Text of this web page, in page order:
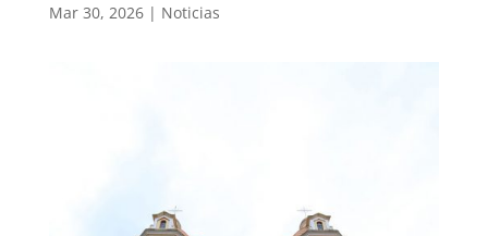
Mar 30, 2026| Noticias